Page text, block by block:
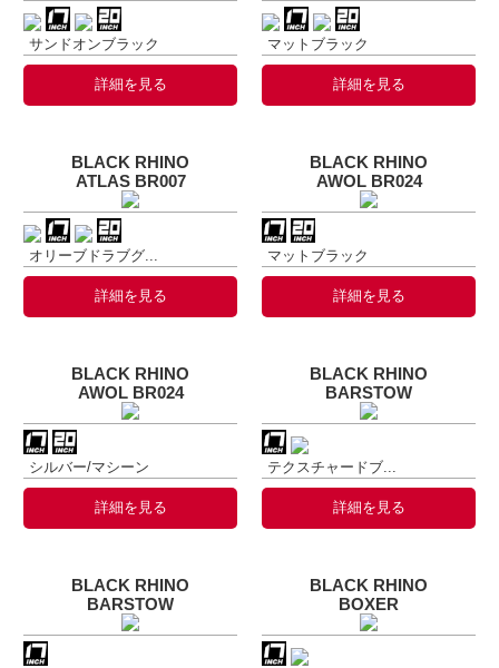
サンドオンブラック
詳細を見る
マットブラック
詳細を見る
BLACK RHINO
ATLAS BR007
オリーブドラブグ...
詳細を見る
BLACK RHINO
AWOL BR024
マットブラック
詳細を見る
BLACK RHINO
AWOL BR024
シルバー/マシーン
詳細を見る
BLACK RHINO
BARSTOW
テクスチャードブ...
詳細を見る
BLACK RHINO
BARSTOW
BLACK RHINO
BOXER